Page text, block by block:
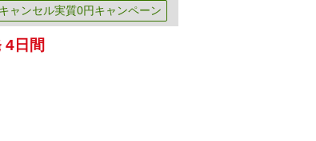
キャンセル実質0円キャンペーン
4日間